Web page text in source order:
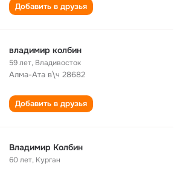
Добавить в друзья
владимир колбин
59 лет, Владивосток
Алма-Ата в\ч 28682
Добавить в друзья
Владимир Колбин
60 лет, Курган